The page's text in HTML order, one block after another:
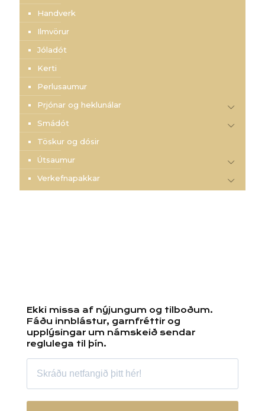
Handverk
Ilmvörur
Jóladót
Kerti
Perlusaumur
Prjónar og heklunálar
Smádót
Töskur og dósir
Útsaumur
Verkefnapakkar
Ekki missa af nýjungum og tilboðum.
Fáðu innblástur, garnfréttir og
upplýsingar um námskeið sendar
reglulega til þín.